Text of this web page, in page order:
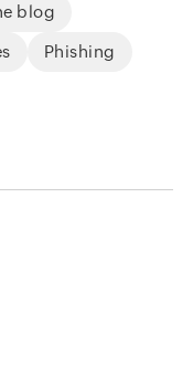
blog
Phishing